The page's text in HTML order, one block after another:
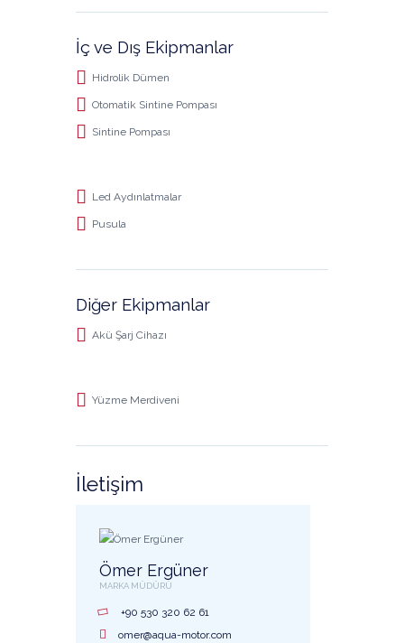
İç ve Dış Ekipmanlar
Hidrolik Dümen
Otomatik Sintine Pompası
Sintine Pompası
Led Aydınlatmalar
Pusula
Diğer Ekipmanlar
Akü Şarj Cihazı
Yüzme Merdiveni
İletişim
Ömer Ergüner
MARKA MÜDÜRÜ
+90 530 320 62 61
omer@aqua-motor.com